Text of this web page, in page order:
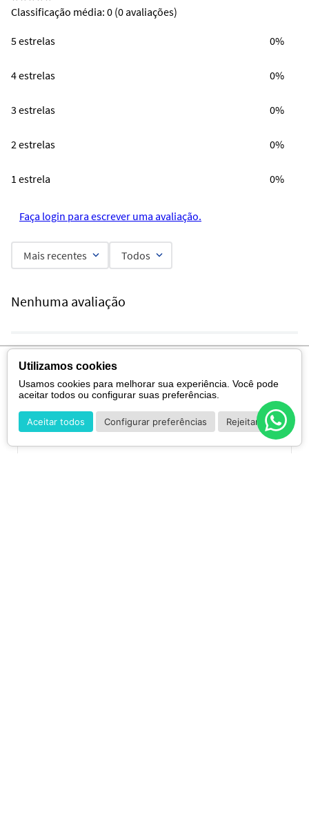
Classificação média: 0 (0 avaliações)
5 estrelas 0%
4 estrelas 0%
3 estrelas 0%
2 estrelas 0%
1 estrela 0%
Faça login para escrever uma avaliação.
Mais recentes Todos
Nenhuma avaliação
Cadastre-se para receber nossas promoções e
novidades.
Utilizamos cookies
Usamos cookies para melhorar sua experiência. Você pode
aceitar todos ou configurar suas preferências.
Aceitar todos Configurar preferências Rejeitar